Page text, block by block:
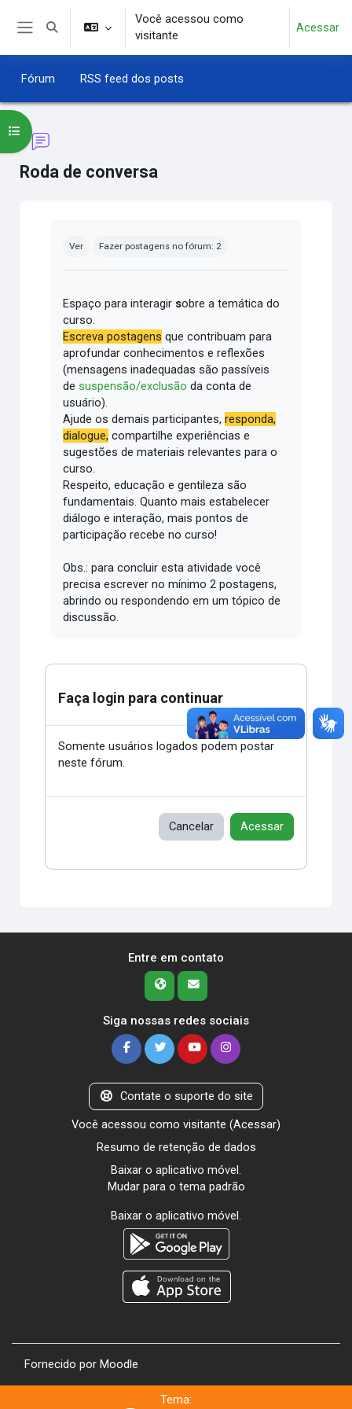
Ir para o conteúdo principal
Alternar entrada de pesquisa
Você acessou como
visitante
Acessar
Fórum RSS feed dos posts
Roda de conversa
Abrir índice do curso
Ver Fazer postagens no fórum: 2
Espaço para interagir sobre a temática do
curso.
Escreva postagens que contribuam para
aprofundar conhecimentos e reflexões
(mensagens inadequadas são passíveis
desuspensão/exclusão da conta de
usuário).
Ajude os demais participantes,responda,
dialogue, compartilhe experiências e
sugestões de materiais relevantes para o
curso.
Respeito, educação e gentileza são
fundamentais.Quanto mais estabelecer
diálogo e interação, mais pontos de
participação recebe no curso!
Obs.: para concluir esta atividade você
precisa escrever no mínimo 2 postagens,
abrindo ou respondendo em um tópico de
discussão.
Faça login para continuar
Somente usuários logados podem postar
neste fórum.
Cancelar Acessar
Entre em contato
Siga nossas redes sociais
Contate o suporte do site
Você acessou como visitante (Acessar)
Resumo de retenção de dados
Baixar o aplicativo móvel.
Mudar para o tema padrão
Baixar o aplicativo móvel.
Fornecido por Moodle
Tema: